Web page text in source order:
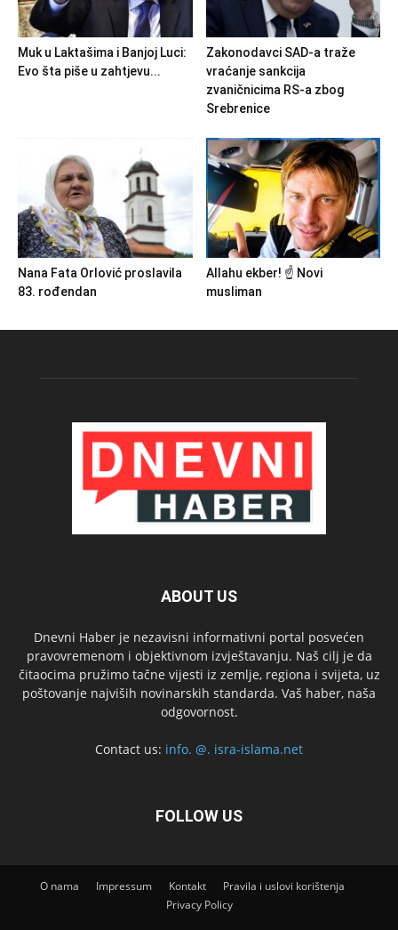
Muk u Laktašima i Banjoj Luci:
Evo šta piše u zahtjevu...
Zakonodavci SAD-a traže
vraćanje sankcija
zvaničnicima RS-a zbog
Srebrenice
Nana Fata Orlović proslavila
83. rođendan
Allahu ekber! ☝️ Novi
musliman
ABOUT US
Dnevni Haber je nezavisni informativni portal posvećen
pravovremenom i objektivnom izvještavanju. Naš cilj je da
čitaocima pružimo tačne vijesti iz zemlje, regiona i svijeta, uz
poštovanje najviših novinarskih standarda. Vaš haber, naša
odgovornost.
Contact us: info. @. isra-islama.net
FOLLOW US
O nama Impressum Kontakt
Pravila i uslovi korištenja
Privacy Policy